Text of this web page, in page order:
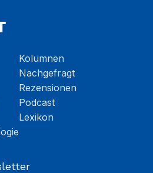
Kolumnen
Nachgefragt
Rezensionen
Podcast
Lexikon